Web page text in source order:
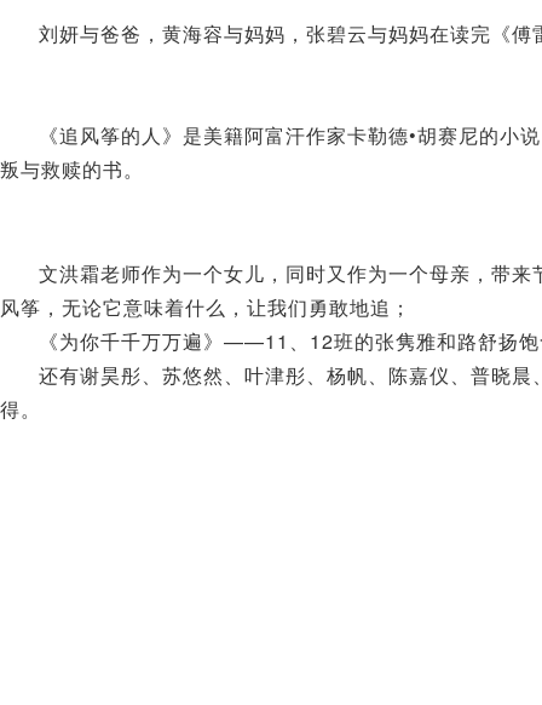
刘妍与爸爸，黄海容与妈妈，张碧云与妈妈在读完《
《追风筝的人》是美籍阿富汗作家卡勒德•胡赛尼的
叛与救赎的书。
文洪霜老师作为一个女儿，同时又作为一个母亲，带
风筝，无论它意味着什么，让我们勇敢地追；
《为你千千万万遍》——11、12班的张隽雅和路舒扬
还有谢昊彤、苏悠然、叶津彤、杨帆、陈嘉仪、普晓
得。